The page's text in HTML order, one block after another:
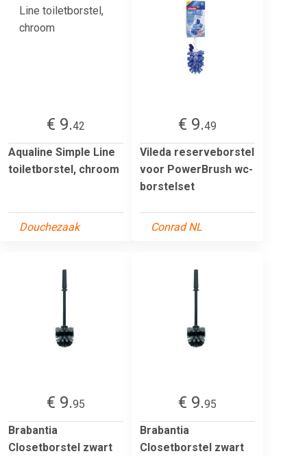
€ 9.42
Aqualine Simple Line
toiletborstel, chroom
Douchezaak
€ 9.49
Vileda reserveborstel
voor PowerBrush wc-
borstelset
Conrad NL
€ 9.95
Brabantia
Closetborstel zwart
€ 9.95
Brabantia
Closetborstel zwart